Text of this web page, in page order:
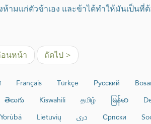
มแก่ตัวข้าเอง และข้าได้ทำให้มันเป็นที่
นหน้า ถัดไป >
Français Türkçe Русский
తెలుగు Kiswahili தமிழ் မြန်မာ
Yorùbá Lietuvių دری Српски